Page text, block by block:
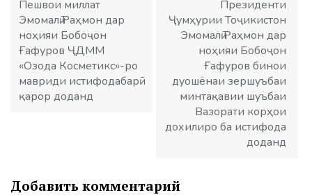
записям
Пешвои миллат
Эмомалӣ Раҳмон дар
ноҳияи Бобоҷон
Ғафуров ҶДММ
«Озода Косметикс»-ро
мавриди истифодабарӣ
қарор доданд
Президенти
Ҷумҳурии Тоҷикистон
Эмомалӣ Раҳмон дар
ноҳияи Бобоҷон
Ғафуров бинои
дуошёнаи зершуъбаи
минтақавии шуъбаи
Вазорати корҳои
дохилиро ба истифода
доданд
Добавить комментарий